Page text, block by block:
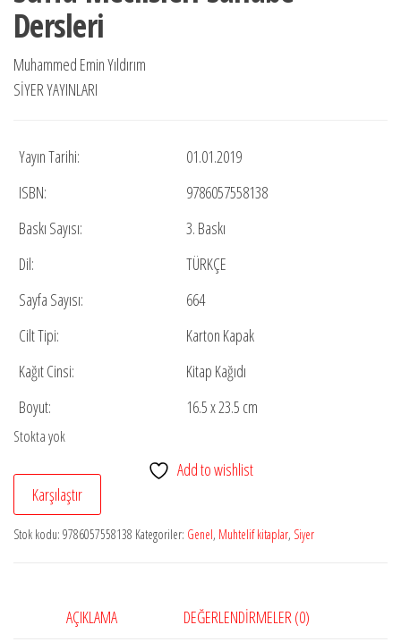
Dersleri
Muhammed Emin Yıldırım
SİYER YAYINLARI
Yayın Tarihi:
01.01.2019
ISBN:
9786057558138
Baskı Sayısı:
3. Baskı
Dil:
TÜRKÇE
Sayfa Sayısı:
664
Cilt Tipi:
Karton Kapak
Kağıt Cinsi:
Kitap Kağıdı
Boyut:
16.5 x 23.5 cm
Stokta yok
Add to wishlist
Karşılaştır
Stok kodu: 9786057558138 Kategoriler: Genel, Muhtelif kitaplar, Siyer
AÇIKLAMA DEĞERLENDIRMELER (0)